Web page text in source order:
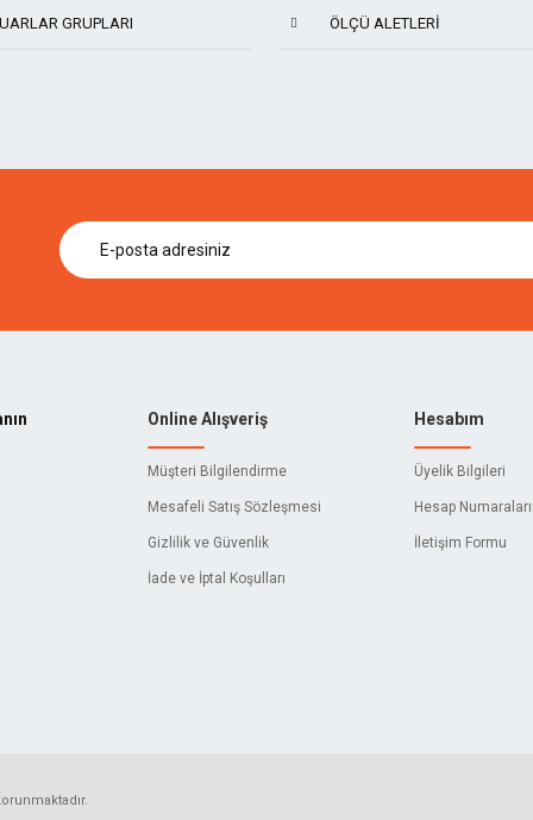
GRUPLARI ÖLÇÜ ALETLERI
TOOLS
ACTIVEHAND
Online Alışveriş
Müşteri Bilgilendirme
Mesafeli Satış Sözleşmesi
Gizlilik ve Güvenlik
İade ve İptal Koşulları
Hesabım
Üyelik Bilgileri
Hesap
İletişim Formu